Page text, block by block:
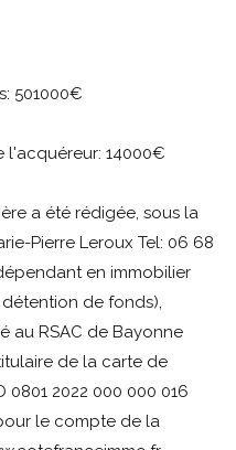
501000€
l'acquéreur: 14000€
a été rédigée, sous la
Pierre Leroux Tel: 06 68
en immobilier
de fonds),
au RSAC de Bayonne
de la carte de
0801 2022 000 000 016
le compte de la